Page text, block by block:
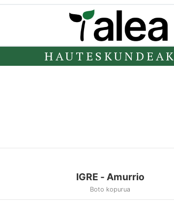
HAUTESKUNDEAK
IGRE - Amurrio
Boto kopurua